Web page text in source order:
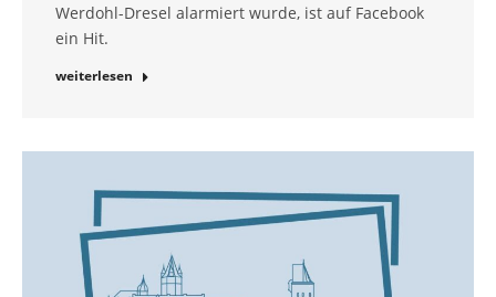
Werdohl-Dresel alarmiert wurde, ist auf Facebook
ein Hit.
weiterlesen